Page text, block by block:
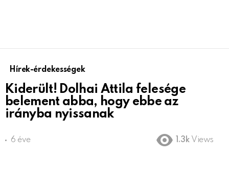
Hírek-érdekességek
Kiderült! Dolhai Attila felesége
belement abba, hogy ebbe az
irányba nyissanak
6 éve 1.3k Views